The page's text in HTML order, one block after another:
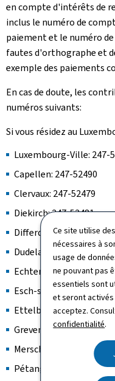
Ce site utilise
nécessaires à
usage de
ne pouvant pas
essentiels sont
et seront
acceptez.
confidentialité.
en compte d'intérêts de
inclus le numéro de
paiement et le numéro
fautes d'orthographe et
exemple des paiements
En cas de doute, les
numéros suivants:
Si vous résidez au
Luxembourg-Ville: 247-
Capellen: 247-52490
Clervaux: 247-52479
Diekirch: 247-52481
Differdange: 247-52486
Dudelange: 247-52485
Echternach: 247-52482
Esch-sur-Alzette: 247-
Ettelbruck: 247-52478
Grevenmacher: 247-52483
Mersch: 247-52489
Pétange: 247-52487